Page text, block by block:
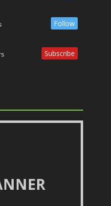
Follow
Subscribe